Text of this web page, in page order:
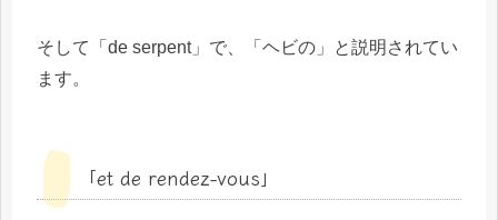
そして「de serpent」で、「ヘビの」と説明されてい
ます。
「et de rendez-vous」